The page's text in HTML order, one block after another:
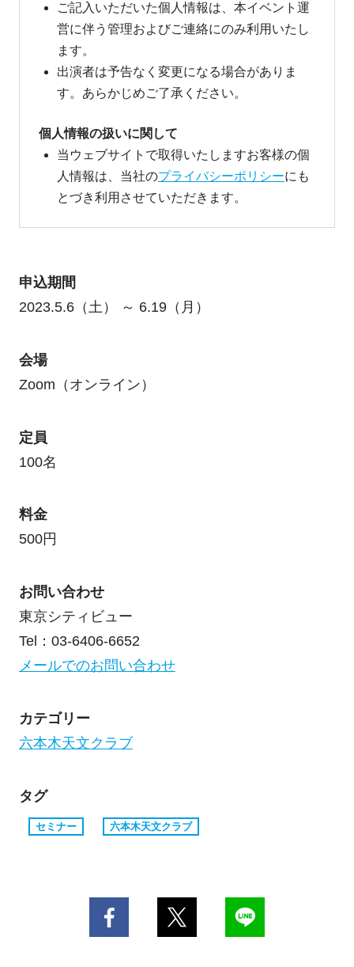
ご記入いただいた個人情報は、本イベント運
営に伴う管理およびご連絡にのみ利用いたし
ます。
出演者は予告なく変更になる場合がありま
す。あらかじめご了承ください。
個人情報の扱いに関して
当ウェブサイトで取得いたしますお客様の個
人情報は、当社のプライバシーポリシーにも
とづき利用させていただきます。
申込期間
2023.5.6（土） ～ 6.19（月）
会場
Zoom（オンライン）
定員
100名
料金
500円
お問い合わせ
東京シティビュー
Tel：03-6406-6652
メールでのお問い合わせ
カテゴリー
六本木天文クラブ
タグ
セミナー 六本木天文クラブ